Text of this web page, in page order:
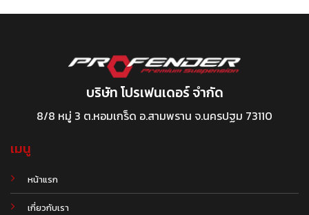
บริษัท โปรเฟนเดอร์ จำกัด
8/8 หมู่ 3 ต.หอมเกร็ด อ.สามพราน จ.นครปฐม 73110
เมนู
หน้าแรก
เกี่ยวกับเรา